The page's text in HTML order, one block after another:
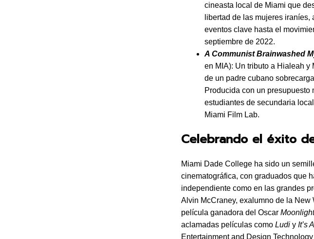
cineasta local de Miami que
libertad de las mujeres
eventos clave hasta el
septiembre de 2022.
A Communist Brainwashed
en MIA): Un tributo a Hialeah
de un padre cubano
Producida con un presupuesto
estudiantes de secundaria
Miami Film Lab.
Celebrando el éxito
Miami Dade College ha sido un
cinematográfica, con graduados que
independiente como en las grandes
Alvin McCraney, exalumno de la
película ganadora del Oscar Moonlight
aclamadas películas como Ludi y It’s
Entertainment and Design